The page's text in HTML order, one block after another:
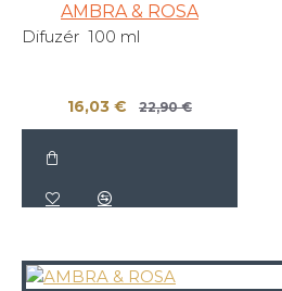
AMBRA & ROSA
Difuzér 100 ml
16,03 € 22,90 €